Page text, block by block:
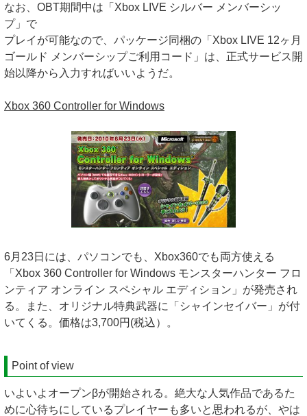
なお、OBT期間中は「Xbox LIVE シルバー メンバーシッ
プ」で
プレイが可能なので、パッケージ同梱の「Xbox LIVE 12ヶ月
ゴールド メンバーシップご利用コード」は、正式サービス開
始以降から入力すればいいようだ。
Xbox 360 Controller for Windows
6月23日には、パソコンでも、Xbox360でも両方使える
「Xbox 360 Controller for Windows モンスターハンター フロ
ンティア オンライン スペシャル エディション」が発売され
る。また、オリジナル特典武器に「シャインセイバー」が付
いてくる。価格は3,700円(税込）。
Point of view
いよいよオープンβが開始される。絶大な人気作品であるた
めに心待ちにしているプレイヤーも多いと思われるが、やは